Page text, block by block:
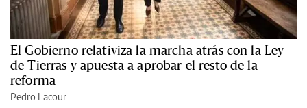
El Gobierno relativiza la marcha atrás con la Ley
de Tierras y apuesta a aprobar el resto de la
reforma
Pedro Lacour